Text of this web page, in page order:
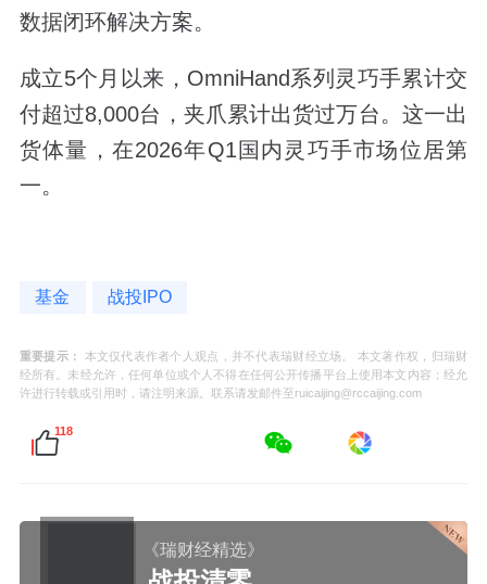
数据闭环解决方案。
成立5个月以来，OmniHand系列灵巧手累计交
付超过8,000台，夹爪累计出货过万台。这一出
货体量，在2026年Q1国内灵巧手市场位居第
一。
基金 战投IPO
重要提示：
本文仅代表作者个人观点，并不代表瑞财经立场。 本文著作权，归瑞财
经所有。未经允许，任何单位或个人不得在任何公开传播平台上使用本文内容；经允
许进行转载或引用时，请注明来源。联系请发邮件至ruicaijing@rccaijing.com
118
《瑞财经精选》